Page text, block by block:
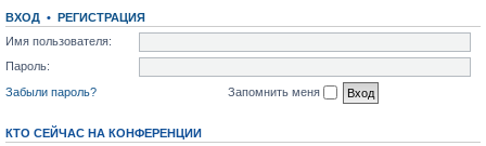
ВХОД • РЕГИСТРАЦИЯ
Имя пользователя:
Пароль:
Забыли пароль?
Запомнить меня
КТО СЕЙЧАС НА КОНФЕРЕНЦИИ